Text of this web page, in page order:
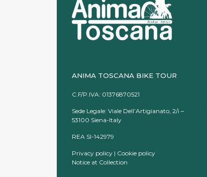
ANIMA TOSCANA BIKE TOUR
C.F/P.IVA: 01376870521
Sede Legale: Viale Dell’Artigianato, 2/i –
53100 Siena-Italy
REA SI-142979
Privacy policy | Cookie policy
Notice at Collection